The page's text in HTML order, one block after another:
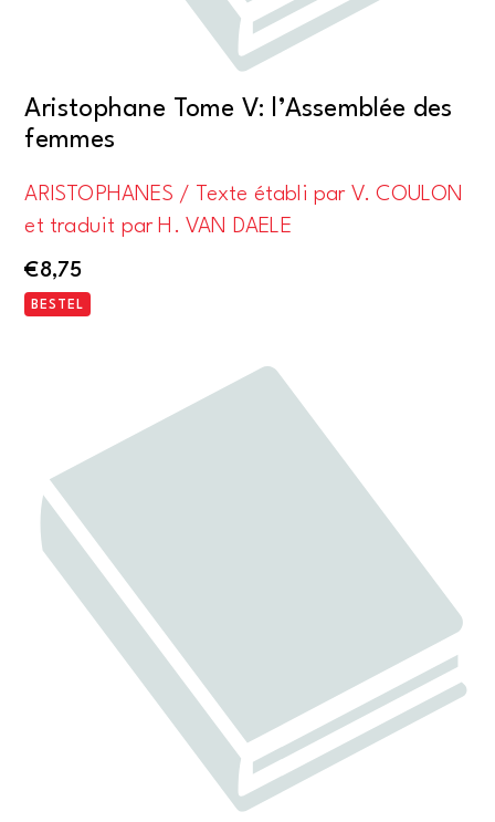
Aristophane Tome V: l’Assemblée des
femmes
ARISTOPHANES / Texte établi par V. COULON
et traduit par H. VAN DAELE
€8,75
BESTEL